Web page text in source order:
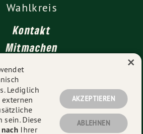
Wahlkreis
Kontakt
Mitmachen
Impressum
Datenschutz
Gronemann MdL
- Alle Rechte
Lediglich
sein. Diese
nach Ihrer
AKZEPTIEREN
ABLEHNEN
×